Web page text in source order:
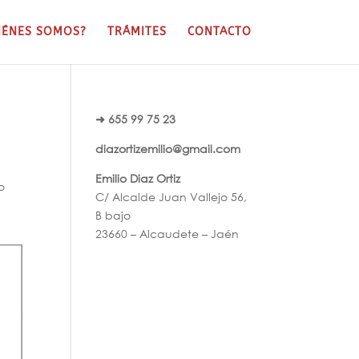
SOMOS? TRÁMITES CONTACTO
➜ 655 99 75 23
diazortizemilio@gmail.com
Emilio Diaz Ortiz
C/ Alcalde Juan Vallejo 56,
B bajo
23660 – Alcaudete – Jaén